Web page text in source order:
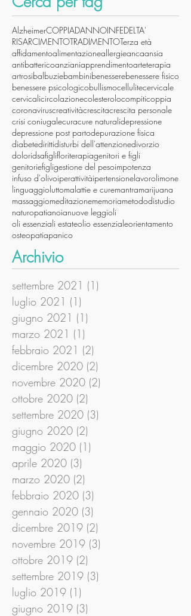
AlzheimerCOPPIADANNOINFEDELTA'
RISARCIMENTOTRADIMENTOTerza età
affidamentoalimentazioneallergieancaansia
antibattericoanzianiapprendimentoarteterapia
artrosibalbuziebambinibenesserebenessere fisico
benessere psicologicobullismocellulitecervicale
cervicalicircolazionecolesterolocompiticoppia
coronaviruscreativitàcrescitacrescita personale
crisi coniugalecuracure naturalidepressione
depressione post partodepurazione fisica
diabetedirittidisturbi dell'attenzionedivorzio
doloridsafiglifloriterapiagenitori e figli
genitoriefigligestione del pesoimpotenza
infuso d'olivoiperattivitàipertensionelavorolimone
linguaggioluttomalattie e curemantramarijuana
massaggiomeditazionememoriametododistudio
naturopatianoianuove leggioli
oli essenziali estateolio essenzialeorientamento
osteopatiapanico
Archivio
settembre 2021 (1)
luglio 2021 (1)
giugno 2021 (1)
marzo 2021 (1)
febbraio 2021 (2)
dicembre 2020 (2)
novembre 2020 (2)
ottobre 2020 (2)
settembre 2020 (3)
giugno 2020 (2)
maggio 2020 (1)
aprile 2020 (3)
marzo 2020 (2)
febbraio 2020 (3)
gennaio 2020 (3)
dicembre 2019 (2)
novembre 2019 (3)
ottobre 2019 (2)
settembre 2019 (3)
luglio 2019 (1)
giugno 2019 (3)